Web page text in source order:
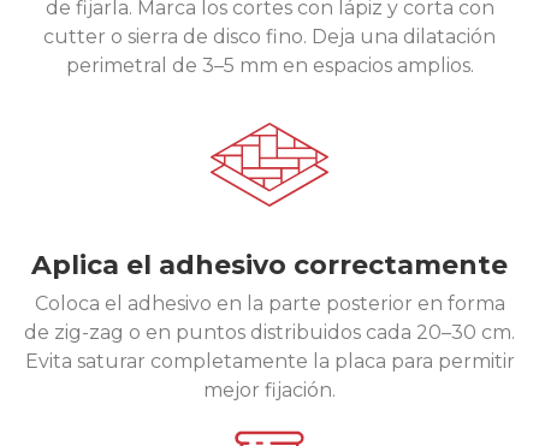
de fijarla. Marca los cortes con lápiz y corta con
cutter o sierra de disco fino. Deja una dilatación
perimetral de 3–5 mm en espacios amplios.
Aplica el adhesivo correctamente
Coloca el adhesivo en la parte posterior en forma
de zig-zag o en puntos distribuidos cada 20–30 cm.
Evita saturar completamente la placa para permitir
mejor fijación.